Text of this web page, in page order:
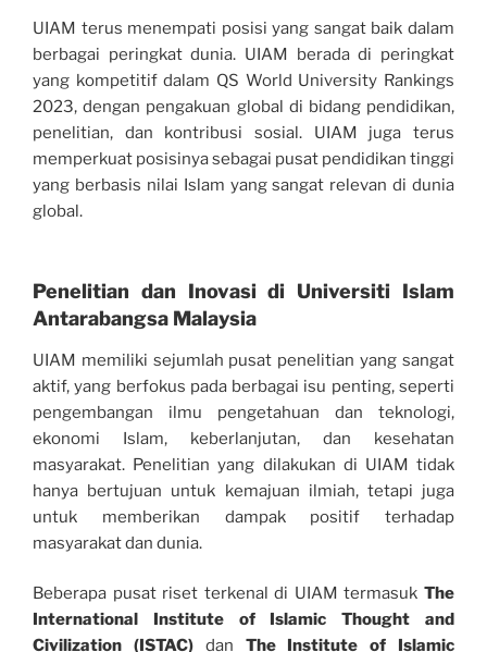
UIAM terus menempati posisi yang sangat baik dalam
berbagai peringkat dunia. UIAM berada di peringkat
yang kompetitif dalam QS World University Rankings
2023, dengan pengakuan global di bidang pendidikan,
penelitian, dan kontribusi sosial. UIAM juga terus
memperkuat posisinya sebagai pusat pendidikan tinggi
yang berbasis nilai Islam yang sangat relevan di dunia
global.
Penelitian dan Inovasi di Universiti Islam
Antarabangsa Malaysia
UIAM memiliki sejumlah pusat penelitian yang sangat
aktif, yang berfokus pada berbagai isu penting, seperti
pengembangan ilmu pengetahuan dan teknologi,
ekonomi Islam, keberlanjutan, dan kesehatan
masyarakat. Penelitian yang dilakukan di UIAM tidak
hanya bertujuan untuk kemajuan ilmiah, tetapi juga
untuk memberikan dampak positif terhadap
masyarakat dan dunia.
Beberapa pusat riset terkenal di UIAM termasuk The
International Institute of Islamic Thought and
Civilization (ISTAC)dan The Institute of Islamic